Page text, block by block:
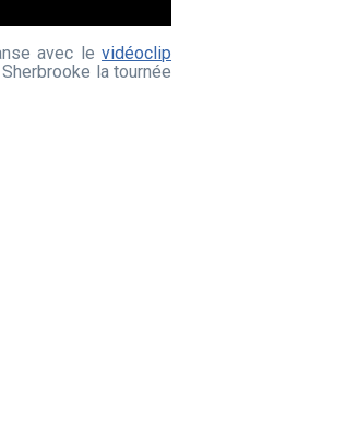
avec levidéoclip
la tournée